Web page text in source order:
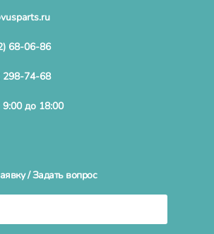
68-06-86
298-74-68
до 18:00
/ Задать вопрос